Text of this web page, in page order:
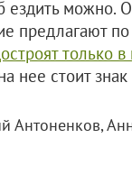
ездить можно.
предлагают по
только
нее стоит знак
Антоненков,